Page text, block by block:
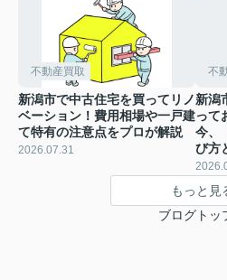
不動産買取
新潟市で中古住宅を買ってリノ
ベーション！費用相場や一戸建
て特有の注意点をプロが解説
2026.07.31
不
新潟
って
今、
び方
もっと見
ブログトッ